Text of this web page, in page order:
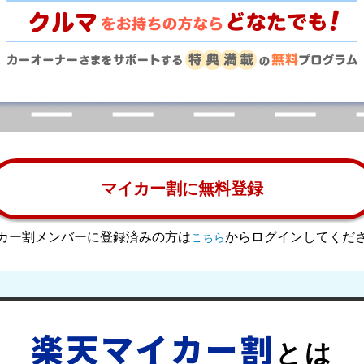
マイカー割に無料登録
ー割メンバーに登録済みの方はこちらからログインしてくだ
楽天マイカー割 とは